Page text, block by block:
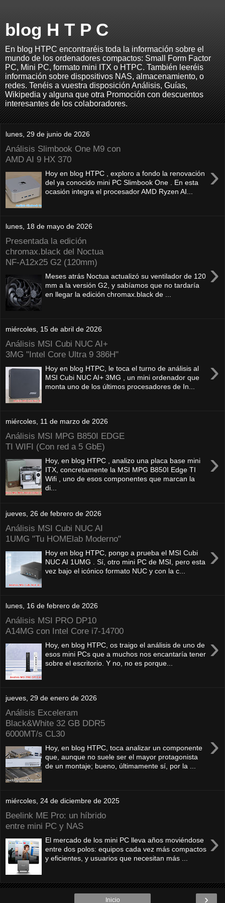
blog H T P C
En blog HTPC encontraréis toda la información sobre el
mundo de los ordenadores compactos: Small Form Factor
PC, Mini PC, formato mini ITX o HTPC. También leeréis
información sobre dispositivos NAS, almacenamiento, o
redes. Tenéis a vuestra disposición Análisis, Guías,
Wikipedia y alguna que otra Promoción con descuentos
interesantes de los colaboradores.
lunes, 29 de junio de 2026
Análisis Slimbook One M9 con
AMD AI 9 HX 370
›
Hoy en blog HTPC , exploro a fondo la renovación
del ya conocido mini PC Slimbook One . En esta
ocasión integra el procesador AMD Ryzen AI...
lunes, 18 de mayo de 2026
Presentada la edición
chromax.black del Noctua
NF‑A12x25 G2 (120mm)
›
Meses atrás Noctua actualizó su ventilador de 120
mm a la versión G2, y sabíamos que no tardaría
en llegar la edición chromax.black de ...
miércoles, 15 de abril de 2026
Análisis MSI Cubi NUC AI+
3MG "Intel Core Ultra 9 386H"
›
Hoy en blog HTPC, le toca el turno de análisis al
MSI Cubi NUC AI+ 3MG , un mini ordenador que
monta uno de los últimos procesadores de In...
miércoles, 11 de marzo de 2026
Análisis MSI MPG B850I EDGE
TI WIFI (Con red a 5 GbE)
›
Hoy, en blog HTPC , analizo una placa base mini
ITX, concretamente la MSI MPG B850I Edge TI
Wifi , uno de esos componentes que marcan la
di...
jueves, 26 de febrero de 2026
Análisis MSI Cubi NUC AI
1UMG "Tu HOMElab Moderno"
›
Hoy en blog HTPC, pongo a prueba el MSI Cubi
NUC AI 1UMG . Sí, otro mini PC de MSI, pero esta
vez bajo el icónico formato NUC y con la c...
lunes, 16 de febrero de 2026
Análisis MSI PRO DP10
A14MG con Intel Core i7-14700
›
Hoy, en blog HTPC, os traigo el análisis de uno de
esos mini PCs que a muchos nos encantaría tener
sobre el escritorio. Y no, no es porque...
jueves, 29 de enero de 2026
Análisis Exceleram
Black&White 32 GB DDR5
6000MT/s CL30
›
Hoy, en blog HTPC, toca analizar un componente
que, aunque no suele ser el mayor protagonista
de un montaje; bueno, últimamente sí, por la ...
miércoles, 24 de diciembre de 2025
Beelink ME Pro: un híbrido
entre mini PC y NAS
›
El mercado de los mini PC lleva años moviéndose
entre dos polos: equipos cada vez más compactos
y eficientes, y usuarios que necesitan más ...
›
Inicio